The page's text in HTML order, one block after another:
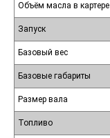
Объём масла в картере
Запуск
Базовый вес
Базовые габариты
Размер вала
Топливо